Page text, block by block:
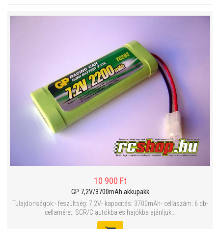
10 900 Ft
GP 7,2V/3700mAh akkupakk
Tulajdonságok:- feszültség: 7,2V- kapacitás: 3700mAh- cellaszám: 6 db-
cellaméret: SCR/C autókba és hajókba ajánljuk...